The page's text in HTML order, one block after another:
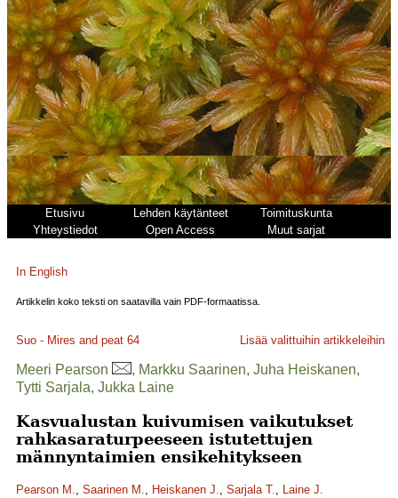
Etusivu Lehden käytänteet
Toimituskunta
Yhteystiedot
Open Access Muut sarjat
In English
Artikkelin koko teksti on saatavilla vain PDF-formaatissa.
Suo - Mires and peat 64 Lisää valittuihin artikkeleihin
Meeri Pearson
, Markku Saarinen, Juha Heiskanen,
Tytti Sarjala, Jukka Laine
Kasvualustan kuivumisen vaikutukset
rahkasaraturpeeseen istutettujen
männyntaimien ensikehitykseen
Pearson M., Saarinen M., Heiskanen J., Sarjala T., Laine J.